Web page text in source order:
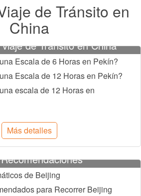
de Tránsito en
China
de Tránsito en China
Escala de 6 Horas en Pekín?
Escala de 12 Horas en Pekín?
escala de 12 Horas en
Más detalles
de Beijing
para Recorrer Beijing